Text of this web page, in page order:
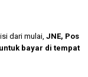
dari mulai, JNE, Pos
untuk bayar di tempat